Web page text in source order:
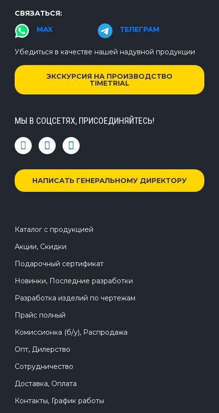
СВЯЗАТЬСЯ:
MAX
ТЕЛЕГРАМ
Убедиться в качестве нашей надувной продукции
ЭКСКУРСИЯ НА ПРОИЗВОДСТВО
TIMETRIAL
МЫ В СОЦСЕТЯХ, ПРИСОЕДИНЯЙТЕСЬ!
НАПИСАТЬ ГЕНЕРАЛЬНОМУ ДИРЕКТОРУ
Каталог с продукцией
Акции, Скидки
Подарочный сертификат
Новинки, Последние разработки
Разработка изделий по чертежам
Прайс полный
Комиссионка (б/у), Распродажа
Опт, Дилерство
Сотрудничество
Доставка, Оплата
Контакты, График работы